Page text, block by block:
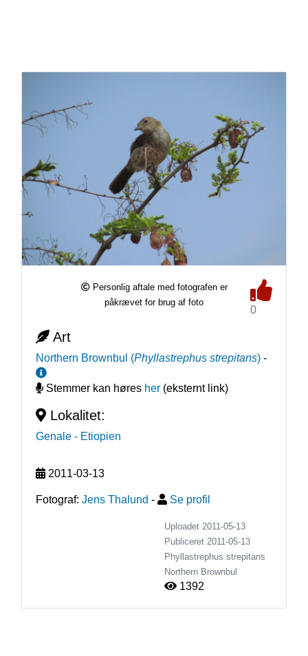
Personlig aftale med fotografen er
påkrævet for brug af foto
0
Art
Northern Brownbul (Phyllastrephus strepitans) -
Stemmer kan høres her(eksternt link)
Lokalitet:
Genale - Etiopien
2011-03-13
Fotograf: Jens Thalund - Se profil
Uploadet 2011-05-13
Publiceret 2011-05-13
Phyllastrephus strepitans
Northern Brownbul
1392